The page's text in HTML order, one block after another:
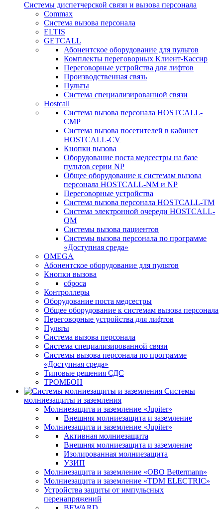
Системы диспетчерской связи и вызова персонала
Commax
Cистема вызова персонала
ELTIS
GETCALL
Абонентское оборудование для пультов
Комплекты переговорных Клиент-Кассир
Переговорные устройства для лифтов
Производственная связь
Пульты
Система специализированной связи
Hostcall
Cистема вызова персонала HOSTCALL-
CMP
Cистема вызова посетителей в кабинет
HOSTCALL-CV
Кнопки вызова
Оборудование поста медсестры на базе
пультов серии NP
Общее оборудование к системам вызова
персонала HOSTCALL-NM и NP
Переговорные устройства
Система вызова персонала HOSTCALL-TM
Система электронной очереди HOSTCALL-
QM
Системы вызова пациентов
Системы вызова персонала по программе
«Доступная среда»
OMEGA
Абонентское оборудование для пультов
Кнопки вызова
сброса
Контроллеры
Оборудование поста медсестры
Общее оборудование к системам вызова персонала
Переговорные устройства для лифтов
Пульты
Система вызова персонала
Система специализированной связи
Системы вызова персонала по программе
«Доступная среда»
Типовые решения СДС
ТРОМБОН
Системы
молниезащиты и заземления
Молниезащита и заземление «Jupiter»
Внешняя молниезащита и заземление
Молниезащита и заземление «Jupiter»
Активная молниезащита
Внешняя молниезащита и заземление
Изолированная молниезащита
УЗИП
Молниезащита и заземление «OBO Bettermann»
Молниезащита и заземление «TDM ЕLECTRIC»
Устройства защиты от импульсных
перенапряжений